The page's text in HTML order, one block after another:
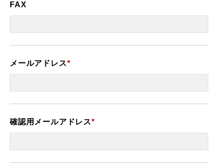
FAX
メールアドレス*
確認用メールアドレス*